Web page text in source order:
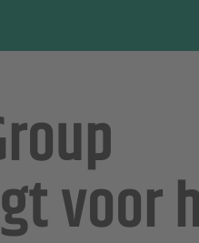
voor